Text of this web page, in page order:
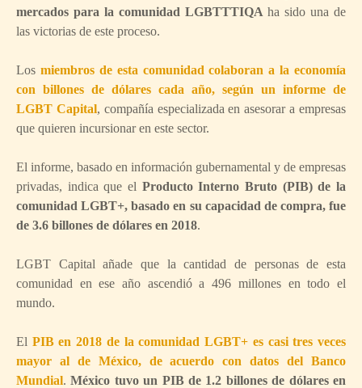
mercados para la comunidad LGBTTTIQA ha sido una de
las victorias de este proceso.
Los miembros de esta comunidad colaboran a la economía
con billones de dólares cada año, según un informe de
LGBT Capital, compañía especializada en asesorar a empresas
que quieren incursionar en este sector.
El informe, basado en información gubernamental y de empresas
privadas, indica que el Producto Interno Bruto (PIB) de la
comunidad LGBT+, basado en su capacidad de compra, fue
de 3.6 billones de dólares en 2018.
LGBT Capital añade que la cantidad de personas de esta
comunidad en ese año ascendió a 496 millones en todo el
mundo.
El PIB en 2018 de la comunidad LGBT+ es casi tres veces
mayor al de México, de acuerdo con datos del Banco
Mundial.México tuvo un PIB de 1.2 billones de dólares en